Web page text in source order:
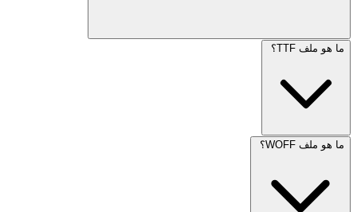
ما هو ملف TTF؟
ما هو ملف WOFF؟